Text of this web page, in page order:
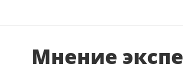
Мнение